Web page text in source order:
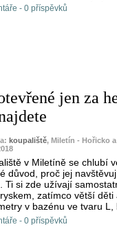
- 0 příspěvků
jen za
koupaliště, Miletín - Hořicko
v Miletíně se chlubí
důvod, proč jej
Ti si zde užívají
zatímco větší
v bazénu ve tvaru L,
- 0 příspěvků